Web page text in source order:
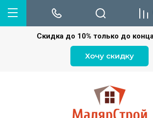
Скидка до 10% только до
Хочу скидку